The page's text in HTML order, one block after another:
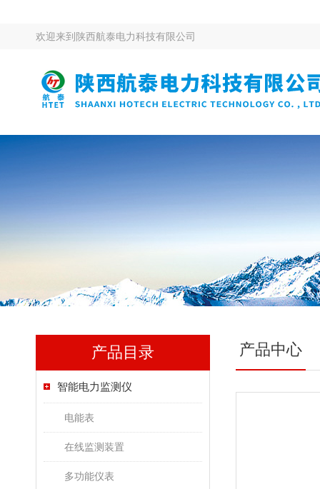
欢迎来到 陕西航泰电力科技有限公司
产品目录
智能电力监测仪
电能表
在线监测装置
多功能仪表
产品中心